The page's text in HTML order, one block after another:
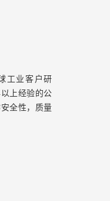
工业客户研
上经验的公
全性，质量